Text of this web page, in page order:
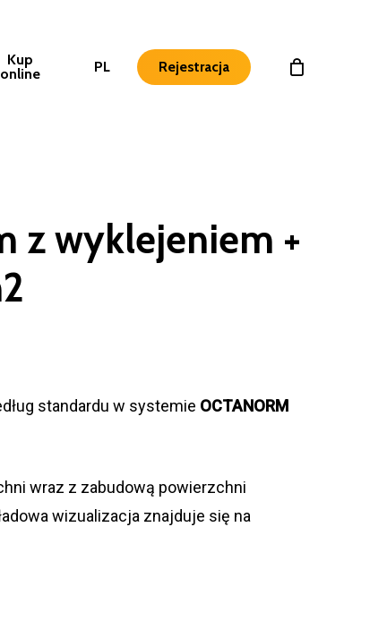
Kup
online
PL Rejestracja
z wyklejeniem +
standardu w systemie OCTANORM
wraz z zabudową powierzchni
wizualizacja znajduje się na